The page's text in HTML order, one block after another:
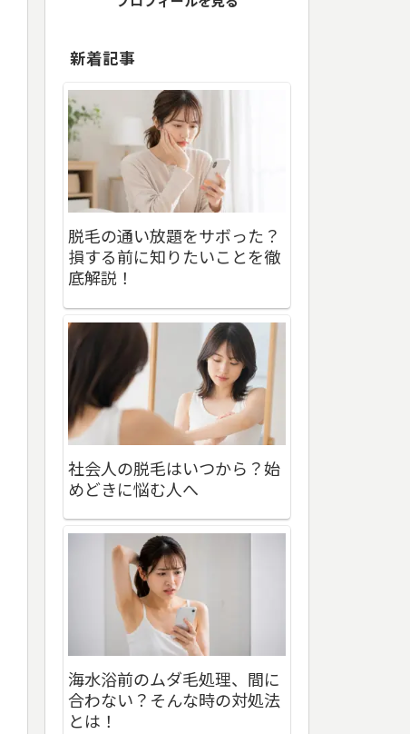
新着記事
脱毛の通い放題をサボった？
損する前に知りたいことを徹
底解説！
社会人の脱毛はいつから？始
めどきに悩む人へ
海水浴前のムダ毛処理、間に
合わない？そんな時の対処法
とは！